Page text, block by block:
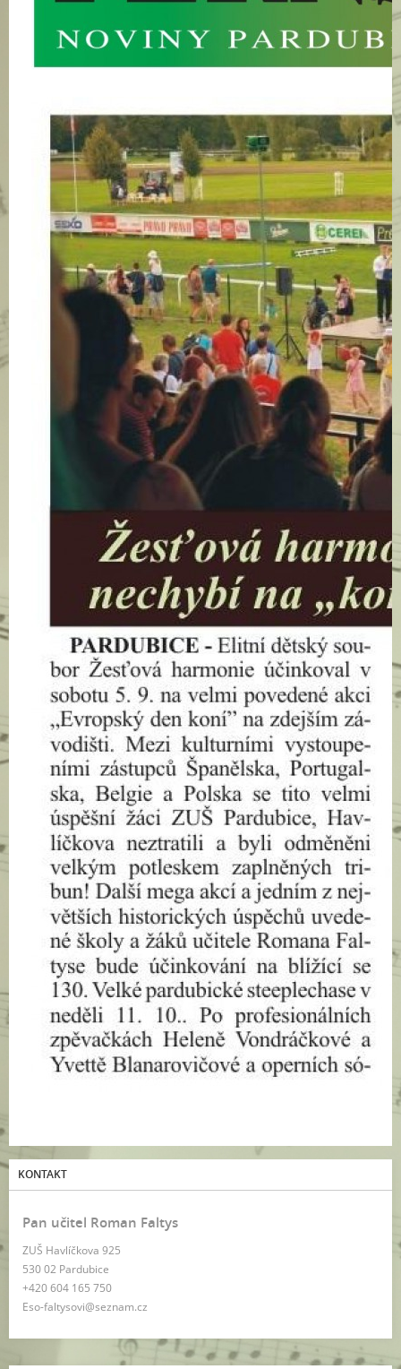
KONTAKT
Pan učitel Roman Faltys
ZUŠ Havlíčkova 925
530 02 Pardubice
+420 604 165 750
Eso-faltysovi@seznam.cz